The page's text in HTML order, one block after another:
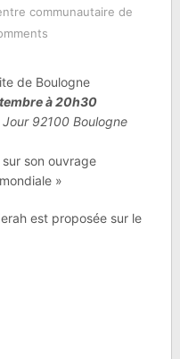
communautaire de
de Boulogne
à 20h30
92100 Boulogne
son ouvrage
»
est proposée sur le